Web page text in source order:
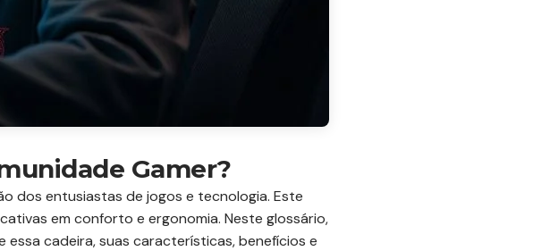
Gamer?
dos entusiastas de jogos e tecnologia. Este
em conforto e ergonomia. Neste glossário,
cadeira, suas características, benefícios e